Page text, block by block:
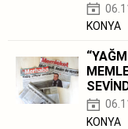
KONYA
KONYA